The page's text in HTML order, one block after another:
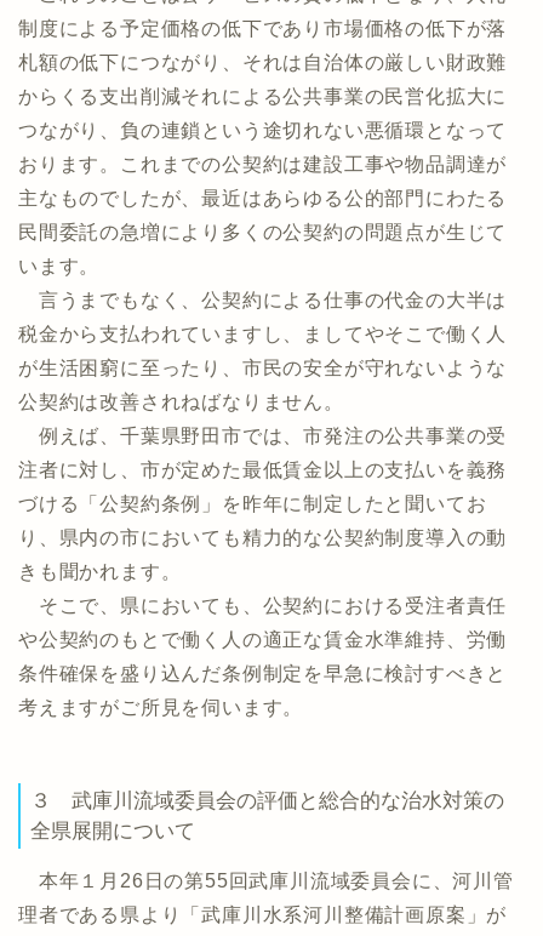
制度による予定価格の低下であり市場価格の低下が落
札額の低下につながり、それは自治体の厳しい財政難
からくる支出削減それによる公共事業の民営化拡大に
つながり、負の連鎖という途切れない悪循環となって
おります。これまでの公契約は建設工事や物品調達が
主なものでしたが、最近はあらゆる公的部門にわたる
民間委託の急増により多くの公契約の問題点が生じて
います。
言うまでもなく、公契約による仕事の代金の大半は
税金から支払われていますし、ましてやそこで働く人
が生活困窮に至ったり、市民の安全が守れないような
公契約は改善されねばなりません。
例えば、千葉県野田市では、市発注の公共事業の受
注者に対し、市が定めた最低賃金以上の支払いを義務
づける「公契約条例」を昨年に制定したと聞いてお
り、県内の市においても精力的な公契約制度導入の動
きも聞かれます。
そこで、県においても、公契約における受注者責任
や公契約のもとで働く人の適正な賃金水準維持、労働
条件確保を盛り込んだ条例制定を早急に検討すべきと
考えますがご所見を伺います。
３ 武庫川流域委員会の評価と総合的な治水対策の
全県展開について
本年１月26日の第55回武庫川流域委員会に、河川管
理者である県より「武庫川水系河川整備計画原案」が